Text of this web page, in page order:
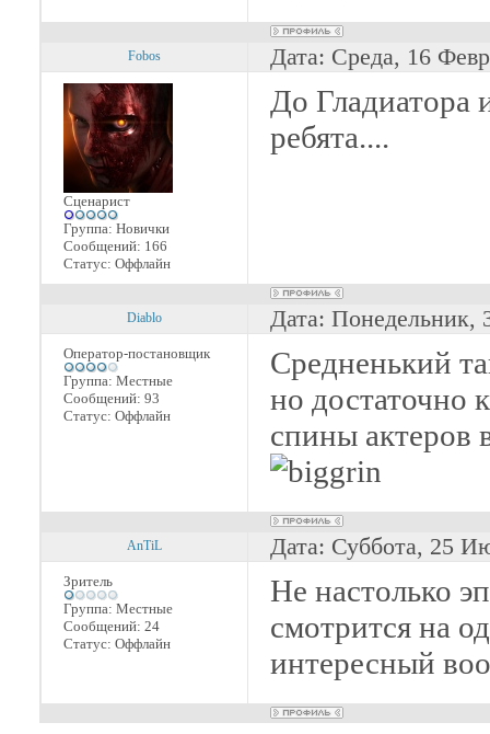
Fobos Дата: Среда, 16
Сценарист
Группа: Новички
Сообщений: 166
Статус: Оффлайн
До Гладиатора
ребята....
Diablo Дата:
Оператор-постановщик
Группа: Местные
Сообщений: 93
Статус: Оффлайн
Средненький
но достаточно
спины актеров
AnTiL Дата: Суббота, 25
Зритель
Группа: Местные
Сообщений: 24
Статус: Оффлайн
Не настолько
смотрится на
интересный